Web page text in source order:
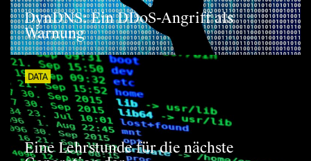
DynDNS: Ein DDoS-Angriff als
Warnung
DATA
Eine Lehrstunde für die nächste